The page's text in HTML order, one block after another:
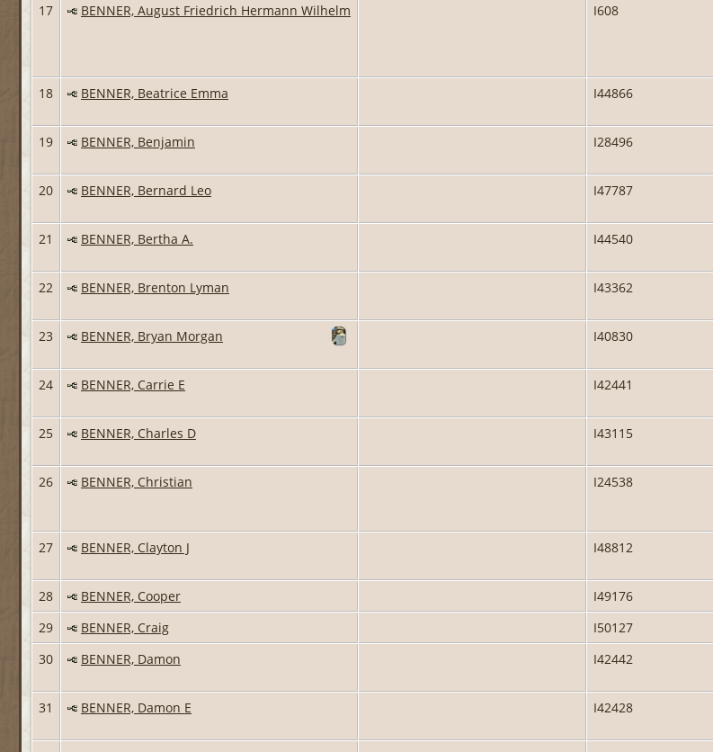
17 BENNER, August Friedrich Hermann Wilhelm I608
18 BENNER, Beatrice Emma I44866
19 BENNER, Benjamin I28496
20 BENNER, Bernard Leo I47787
21 BENNER, Bertha A. I44540
22 BENNER, Brenton Lyman I43362
23 BENNER, Bryan Morgan I40830
24 BENNER, Carrie E I42441
25 BENNER, Charles D I43115
26 BENNER, Christian I24538
27 BENNER, Clayton J I48812
28 BENNER, Cooper I49176
29
BENNER, Craig I50127
30
BENNER, Damon I42442
31 BENNER, Damon E I42428